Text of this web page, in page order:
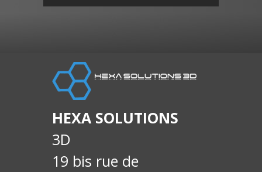
HEXA SOLUTIONS
3D
19 bis rue de